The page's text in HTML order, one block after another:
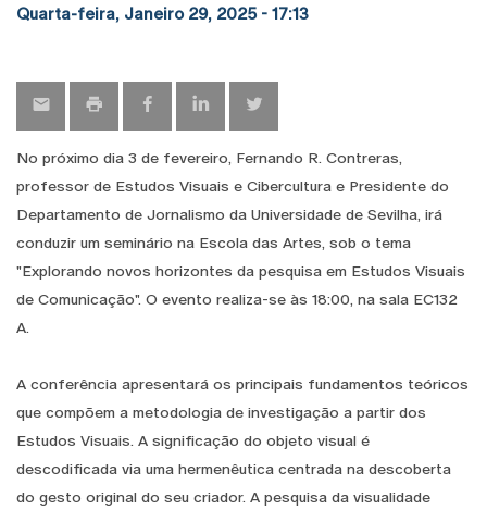
Quarta-feira, Janeiro 29, 2025 - 17:13
No próximo dia 3 de fevereiro, Fernando R. Contreras,
professor de Estudos Visuais e Cibercultura e Presidente do
Departamento de Jornalismo da Universidade de Sevilha, irá
conduzir um seminário na Escola das Artes, sob o tema
"Explorando novos horizontes da pesquisa em Estudos Visuais
de Comunicação". O evento realiza-se às 18:00, na sala EC132
A.
A conferência apresentará os principais fundamentos teóricos
que compõem a metodologia de investigação a partir dos
Estudos Visuais. A significação do objeto visual é
descodificada via uma hermenêutica centrada na descoberta
do gesto original do seu criador. A pesquisa da visualidade